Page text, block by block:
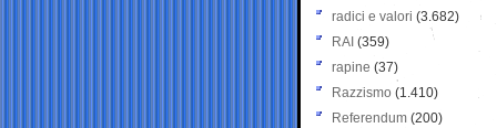
radici e valori (3.682)
RAI (359)
rapine (37)
Razzismo (1.410)
Referendum (200)